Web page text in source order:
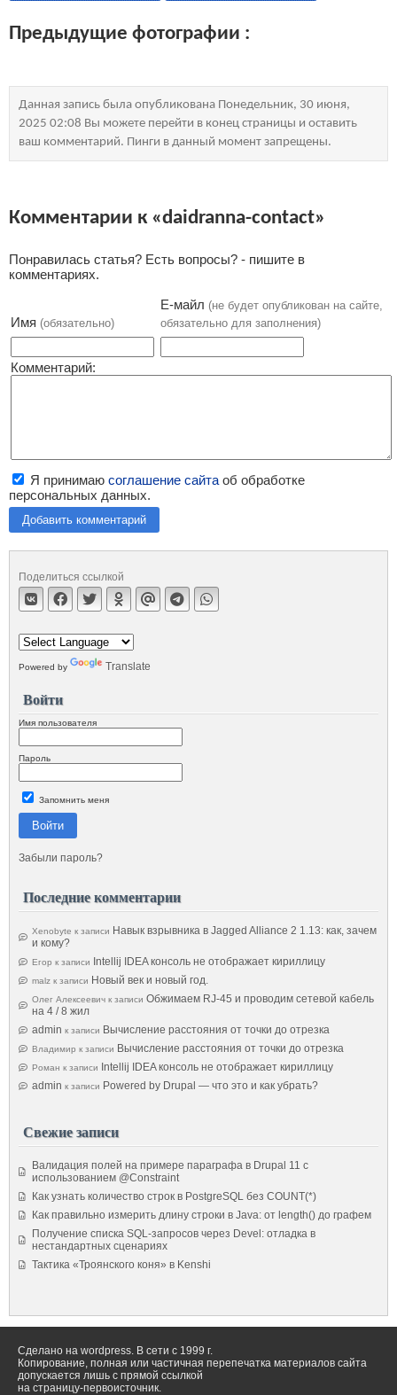
Предыдущие фотографии :
Данная запись была опубликована Понедельник, 30 июня,
2025 02:08 Вы можете перейти в конец страницы и оставить
ваш комментарий. Пинги в данный момент запрещены.
Комментарии к «daidranna-contact»
Понравилась статья? Есть вопросы? - пишите в
комментариях.
Имя (обязательно)
Е-майл (не будет опубликован на сайте,
обязательно для заполнения)
Комментарий:
Я принимаю соглашение сайта об обработке
персональных данных.
Добавить комментарий
Поделиться ссылкой
Powered by Translate
Войти
Имя пользователя
Пароль
Запомнить меня
Войти
Забыли пароль?
Последние комментарии
Xenobyte к записи Навык взрывника в Jagged Alliance 2 1.13: как, зачем
и кому?
Егор к записи Intellij IDEA консоль не отображает кириллицу
malz к записи Новый век и новый год.
Олег Алексеевич к записи Обжимаем RJ-45 и проводим сетевой кабель
на 4 / 8 жил
admin к записи Вычисление расстояния от точки до отрезка
Владимир к записи Вычисление расстояния от точки до отрезка
Роман к записи
Intellij IDEA консоль не отображает кириллицу
admin к записи Powered by Drupal — что это и как убрать?
Свежие записи
Валидация полей на примере параграфа в Drupal 11 с
использованием @Constraint
Как узнать количество строк в PostgreSQL без COUNT(*)
Как правильно измерить длину строки в Java: от length() до графем
Получение списка SQL-запросов через Devel: отладка в
нестандартных сценариях
Тактика «Троянского коня» в Kenshi
Сделано на wordpress. В сети с 1999 г.
Копирование, полная или частичная перепечатка материалов сайта
допускается лишь с прямой ссылкой
на страницу-первоисточник.